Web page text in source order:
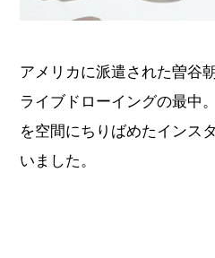
アメリカに派遣された曽谷
ライブドローイングの最中
を空間にちりばめたインス
いました。